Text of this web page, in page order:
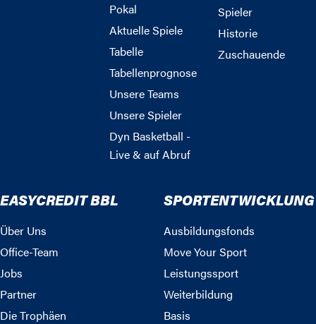
Pokal
Aktuelle Spiele
Tabelle
Tabellenprognose
Unsere Teams
Unsere Spieler
Dyn Basketball -
Live & auf Abruf
Spieler
Historie
Zuschauende
EASYCREDIT BBL
Über Uns
Office-Team
Jobs
Partner
Die Trophäen
SPORTENTWICKLUNG
Ausbildungsfonds
Move Your Sport
Leistungssport
Weiterbildung
Basis